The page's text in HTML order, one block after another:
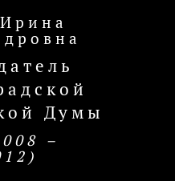
Думы
–